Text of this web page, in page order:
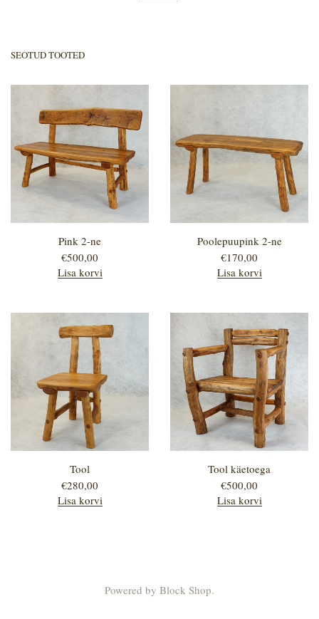
SEOTUD TOOTED
Pink 2-ne
€500,00
Lisa korvi
Poolepuupink 2-ne
€170,00
Lisa korvi
Tool
€280,00
Lisa korvi
Tool käetoega
€500,00
Lisa korvi
Powered by Block Shop.